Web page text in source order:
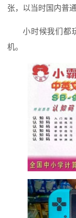
张，以当时国内普
小时候我们都
机。